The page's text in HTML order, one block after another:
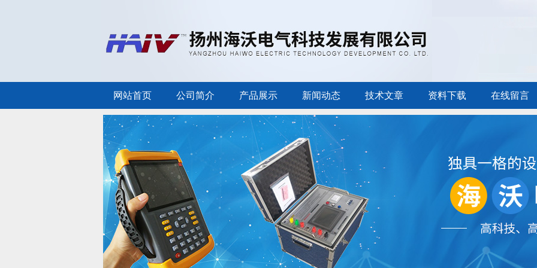
网站首页 公司简介 产品展示 新闻动态 技术文章 资料下载 在线留言